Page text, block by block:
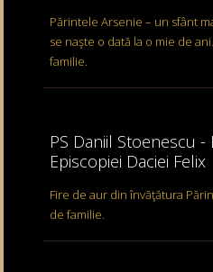
Părintele Arsenie – un sfânt
se naşte o dată la o mie de
familie.
PS Daniil Stoenescu
Episcopiei Daciei Felix
Fire de aur din învăţătura
de familie.